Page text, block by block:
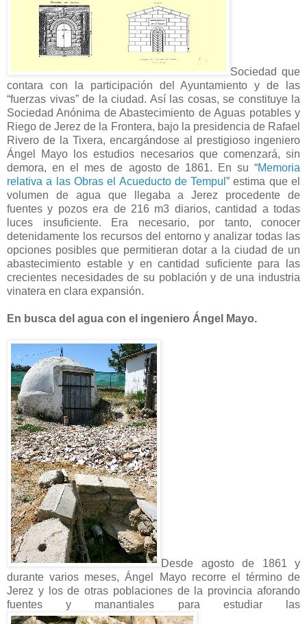
Sociedad que
contara con la participación del Ayuntamiento y de las
“fuerzas vivas” de la ciudad. Así las cosas, se constituye la
Sociedad Anónima de Abastecimiento de Aguas potables y
Riego de Jerez de la Frontera, bajo la presidencia de Rafael
Rivero de la Tixera, encargándose al prestigioso ingeniero
Ángel Mayo los estudios necesarios que comenzará, sin
demora, en el mes de agosto de 1861. En su “Memoria
relativa a las Obras el Acueducto de Tempul” estima que el
volumen de agua que llegaba a Jerez procedente de
fuentes y pozos era de 216 m3 diarios, cantidad a todas
luces insuficiente. Era necesario, por tanto, conocer
detenidamente los recursos del entorno y analizar todas las
opciones posibles que permitieran dotar a la ciudad de un
abastecimiento estable y en cantidad suficiente para las
crecientes necesidades de su población y de una industria
vinatera en clara expansión.
En busca del agua con el ingeniero Ángel Mayo.
Desde agosto de 1861 y
durante varios meses, Ángel Mayo recorre el término de
Jerez y los de otras poblaciones de la provincia aforando
fuentes y manantiales para estudiar las